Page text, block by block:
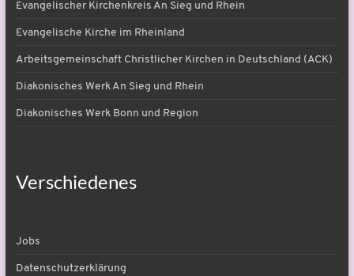
Evangelischer Kirchenkreis An Sieg und Rhein
Evangelische Kirche im Rheinland
Arbeitsgemeinschaft Christlicher Kirchen in Deutschland (ACK)
Diakonisches Werk An Sieg und Rhein
Diakonisches Werk Bonn und Region
Verschiedenes
Jobs
Datenschutzerklärung